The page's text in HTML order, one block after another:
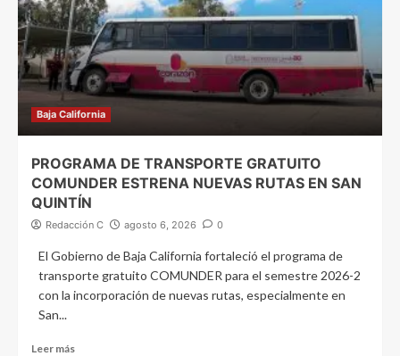
Baja California
PROGRAMA DE TRANSPORTE GRATUITO
COMUNDER ESTRENA NUEVAS RUTAS EN SAN
QUINTÍN
Redacción C agosto 6, 2026 0
El Gobierno de Baja California fortaleció el programa de
transporte gratuito COMUNDER para el semestre 2026-2
con la incorporación de nuevas rutas, especialmente en
San...
Leer más